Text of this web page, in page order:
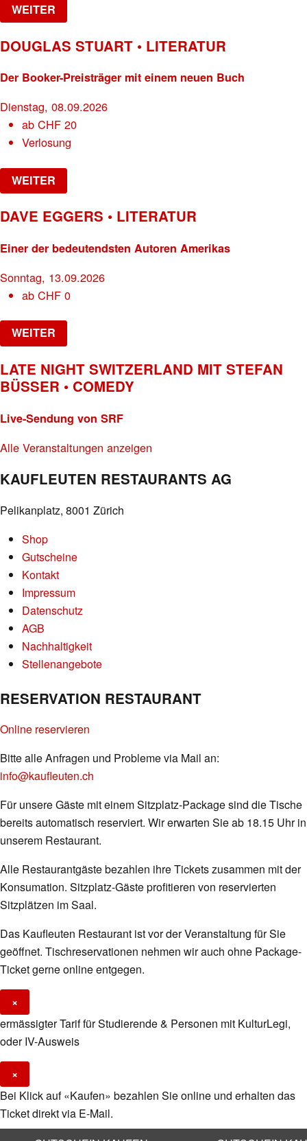
WEITER
DOUGLAS STUART • LITERATUR
Der Booker-Preisträger mit einem neuen Buch
Dienstag, 08.09.2026
abCHF 20
Verlosung
WEITER
DAVE EGGERS • LITERATUR
Einer der bedeutendsten Autoren Amerikas
Sonntag, 13.09.2026
abCHF 0
WEITER
LATE NIGHT SWITZERLAND MIT STEFAN
BÜSSER • COMEDY
Live-Sendung von SRF
Alle Veranstaltungen anzeigen
KAUFLEUTEN RESTAURANTS AG
Pelikanplatz, 8001 Zürich
Shop
Gutscheine
Kontakt
Impressum
Datenschutz
AGB
Nachhaltigkeit
Stellenangebote
RESERVATION RESTAURANT
Online reservieren
Bitte alle Anfragen und Probleme via Mail an:
info@kaufleuten.ch
Für unsere Gäste mit einem Sitzplatz-Package sind die Tische
bereits automatisch reserviert. Wir erwarten Sie ab 18.15 Uhr in
unserem Restaurant.
Alle Restaurantgäste bezahlen ihre Tickets zusammen mit der
Konsumation. Sitzplatz-Gäste profitieren von reservierten
Sitzplätzen im Saal.
Das Kaufleuten Restaurant ist vor der Veranstaltung für Sie
geöffnet. Tischreservationen nehmen wir auch ohne Package-
Ticket gerne online entgegen.
×
ermässigter Tarif für Studierende & Personen mit KulturLegi,
oder IV-Ausweis
×
Bei Klick auf «Kaufen» bezahlen Sie online und erhalten das
Ticket direkt via E-Mail.